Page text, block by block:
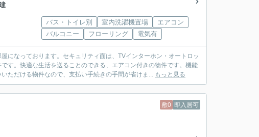
バス・トイレ別 室内洗濯機置場
エアコン
バルコニー
フローリング 電気有
になっております。セキュリティ面は、TVインターホン・オートロッ
す。快適な生活を送ることのできる、エアコン付きの物件です。機能
ただける物件なので、支払い手続きの手間が省けま... もっと見る
敷0 即入居可